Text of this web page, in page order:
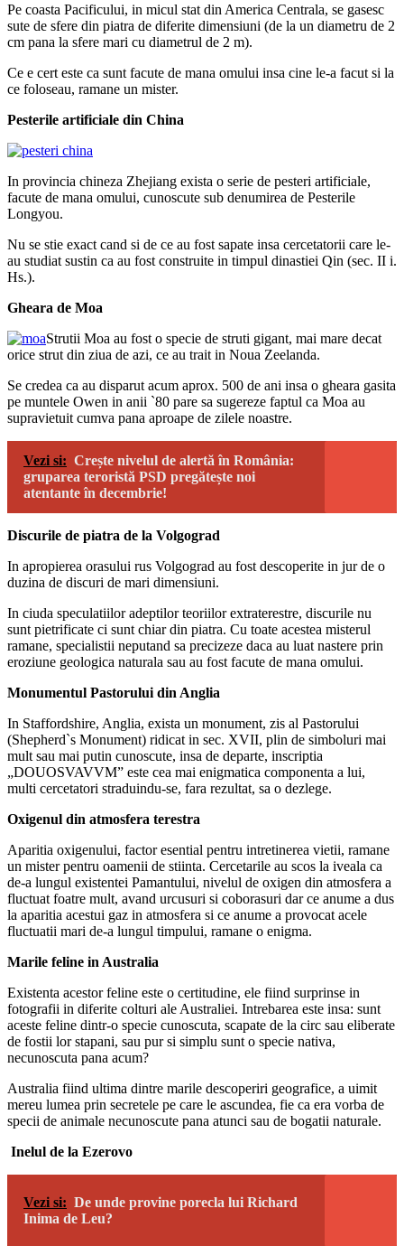
Pe coasta Pacificului, in micul stat din America Centrala, se gasesc
sute de sfere din piatra de diferite dimensiuni (de la un diametru de 2
cm pana la sfere mari cu diametrul de 2 m).
Ce e cert este ca sunt facute de mana omului insa cine le-a facut si la
ce foloseau, ramane un mister.
Pesterile artificiale din China
In provincia chineza Zhejiang exista o serie de pesteri artificiale,
facute de mana omului, cunoscute sub denumirea de Pesterile
Longyou.
Nu se stie exact cand si de ce au fost sapate insa cercetatorii care le-
au studiat sustin ca au fost construite in timpul dinastiei Qin (sec. II i.
Hs.).
Gheara de Moa
Strutii Moa au fost o specie de struti gigant, mai mare decat
orice strut din ziua de azi, ce au trait in Noua Zeelanda.
Se credea ca au disparut acum aprox. 500 de ani insa o gheara gasita
pe muntele Owen in anii `80 pare sa sugereze faptul ca Moa au
supravietuit cumva pana aproape de zilele noastre.
Vezi si: Crește nivelul de alertă în România:
gruparea teroristă PSD pregătește noi
atentante în decembrie!
Discurile de piatra de la Volgograd
In apropierea orasului rus Volgograd au fost descoperite in jur de o
duzina de discuri de mari dimensiuni.
In ciuda speculatiilor adeptilor teoriilor extraterestre, discurile nu
sunt pietrificate ci sunt chiar din piatra. Cu toate acestea misterul
ramane, specialistii neputand sa precizeze daca au luat nastere prin
eroziune geologica naturala sau au fost facute de mana omului.
Monumentul Pastorului din Anglia
In Staffordshire, Anglia, exista un monument, zis al Pastorului
(Shepherd`s Monument) ridicat in sec. XVII, plin de simboluri mai
mult sau mai putin cunoscute, insa de departe, inscriptia
„DOUOSVAVVM” este cea mai enigmatica componenta a lui,
multi cercetatori straduindu-se, fara rezultat, sa o dezlege.
Oxigenul din atmosfera terestra
Aparitia oxigenului, factor esential pentru intretinerea vietii, ramane
un mister pentru oamenii de stiinta. Cercetarile au scos la iveala ca
de-a lungul existentei Pamantului, nivelul de oxigen din atmosfera a
fluctuat foatre mult, avand urcusuri si coborasuri dar ce anume a dus
la aparitia acestui gaz in atmosfera si ce anume a provocat acele
fluctuatii mari de-a lungul timpului, ramane o enigma.
Marile feline in Australia
Existenta acestor feline este o certitudine, ele fiind surprinse in
fotografii in diferite colturi ale Australiei. Intrebarea este insa: sunt
aceste feline dintr-o specie cunoscuta, scapate de la circ sau eliberate
de fostii lor stapani, sau pur si simplu sunt o specie nativa,
necunoscuta pana acum?
Australia fiind ultima dintre marile descoperiri geografice, a uimit
mereu lumea prin secretele pe care le ascundea, fie ca era vorba de
specii de animale necunoscute pana atunci sau de bogatii naturale.
Inelul de la Ezerovo
Vezi si: De unde provine porecla lui Richard
Inima de Leu?